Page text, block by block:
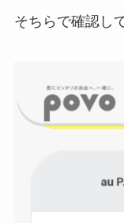
そちらで確認し